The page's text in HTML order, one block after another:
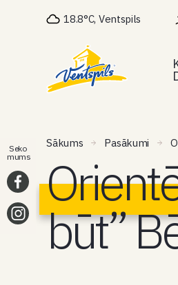
18.8°C, Ventspils
Sākums Pasākumi
būt”
Seko
mums